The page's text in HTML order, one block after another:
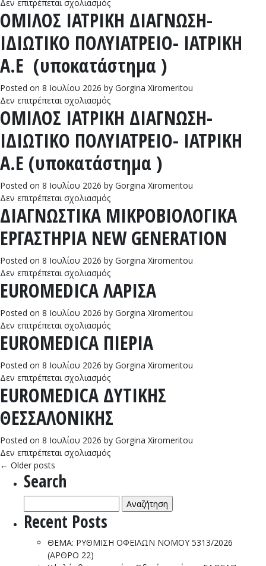
Α.Ε
(υποκατάστημα
)
Δεν επιτρέπεται σχολιασμός
CENTRAL
LABORATORIES
ΙΔΙΩΤΙΚΟ
ΠΟΛΥΪΑΤΡΕΙΟ
ΙΔΙΩΤΙΚΑ
ΔΙΑΓΝΩΣΤΙΚΑ
ΕΡΓΑΣΤΗΡΙΑ
Α.Ε
ΟΜΙΛΟΣ ΙΑΤΡΙΚΗ ΔΙΑΓΝΩΣΗ-
ΙΔΙΩΤΙΚΟ ΠΟΛΥΙΑΤΡΕΙΟ- ΙΑΤΡΙΚΗ
Α.Ε (υποκατάστημα )
Posted on 8 Ιουλίου 2026 by Gorgina Xiromeritou
Δεν επιτρέπεται σχολιασμόςστο
ΟΜΙΛΟΣ
ΙΑΤΡΙΚΗ
ΔΙΑΓΝΩΣΗ-
ΙΔΙΩΤΙΚΟ
ΠΟΛΥΙΑΤΡΕΙΟ-
ΙΑΤΡΙΚΗ
Α.Ε
(υποκατάστημα
)
ΟΜΙΛΟΣ ΙΑΤΡΙΚΗ ΔΙΑΓΝΩΣΗ-
ΙΔΙΩΤΙΚΟ ΠΟΛΥΙΑΤΡΕΙΟ- ΙΑΤΡΙΚΗ
Α.Ε (υποκατάστημα )
Posted on 8 Ιουλίου 2026 by Gorgina Xiromeritou
Δεν επιτρέπεται σχολιασμόςστο
ΟΜΙΛΟΣ
ΙΑΤΡΙΚΗ
ΔΙΑΓΝΩΣΗ-
ΙΔΙΩΤΙΚΟ
ΠΟΛΥΙΑΤΡΕΙΟ-
ΙΑΤΡΙΚΗ
Α.Ε
(υποκατάστημα
)
ΔΙΑΓΝΩΣΤΙΚΑ ΜΙΚΡΟΒΙΟΛΟΓΙΚΑ
ΕΡΓΑΣΤΗΡΙΑ NEW GENERATION
Posted on 8 Ιουλίου 2026 by Gorgina Xiromeritou
Δεν επιτρέπεται σχολιασμόςστο
ΔΙΑΓΝΩΣΤΙΚΑ
ΜΙΚΡΟΒΙΟΛΟΓΙΚΑ
ΕΡΓΑΣΤΗΡΙΑ
NEW
GENERATION
EUROMEDICA ΛΑΡΙΣΑ
Posted on 8 Ιουλίου 2026 by Gorgina Xiromeritou
Δεν επιτρέπεται σχολιασμόςστο
EUROMEDICA
ΛΑΡΙΣΑ
EUROMEDICA ΠΙΕΡΙΑ
Posted on 8 Ιουλίου 2026 by Gorgina Xiromeritou
Δεν επιτρέπεται σχολιασμόςστο
EUROMEDICA
ΠΙΕΡΙΑ
EUROMEDICA ΔΥΤΙΚΗΣ
ΘΕΣΣΑΛΟΝΙΚΗΣ
Posted on 8 Ιουλίου 2026 by Gorgina Xiromeritou
Δεν επιτρέπεται σχολιασμόςστο
← Older posts
Search
για:
Recent Posts
ΘΕΜΑ: ΡΥΘΜΙΣΗ ΟΦΕΙΛΩΝ ΝΟΜΟΥ 5313/2026
(ΑΡΘΡΟ 22)